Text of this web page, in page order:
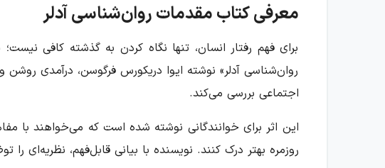
معرفی کتاب مقدمات روان‌شناسی آدلر
برای فهم رفتار انسان، تنها نگاه کردن به گذشته کافی
روان‌شناسی آدلر» نوشته ایوا دریکورس فرگوسن، درآمدی روشن
اجتماعی بررسی می‌کند.
این اثر برای خوانندگانی نوشته شده است که می‌خواهند با
روزمره بهتر درک کنند. نویسنده با بیانی قابل‌فهم،